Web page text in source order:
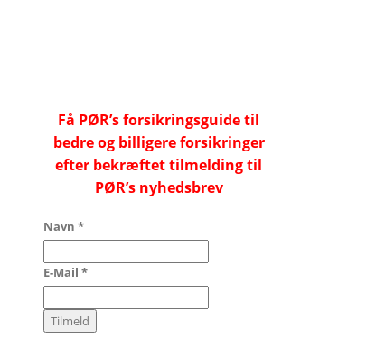
Få PØR’s forsikringsguide til
bedre og billigere forsikringer
efter bekræftet tilmelding til
PØR’s nyhedsbrev
Navn *
E-Mail *